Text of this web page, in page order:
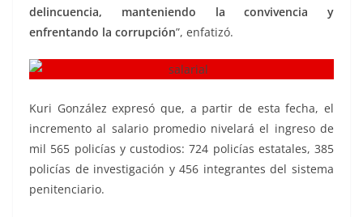
delincuencia, manteniendo la convivencia y
enfrentando la corrupción”, enfatizó.
Kuri González expresó que, a partir de esta fecha, el
incremento al salario promedio nivelará el ingreso de
mil 565 policías y custodios: 724 policías estatales, 385
policías de investigación y 456 integrantes del sistema
penitenciario.